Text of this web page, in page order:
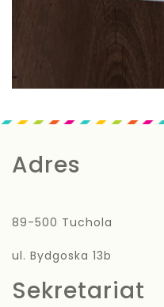
Adres
89-500 Tuchola
ul. Bydgoska 13b
Sekretariat